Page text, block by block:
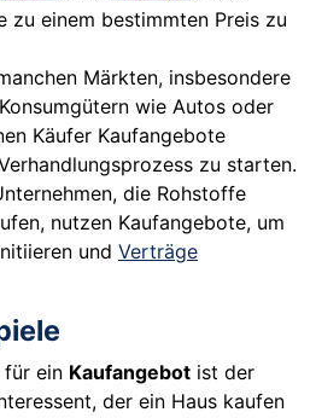
zu einem bestimmten Preis zu
Märkten, insbesondere
wie Autos oder
Käufer Kaufangebote
zu starten.
die Rohstoffe
nutzen Kaufangebote, um
und Verträge
für ein Kaufangebot ist der
der ein Haus kaufen